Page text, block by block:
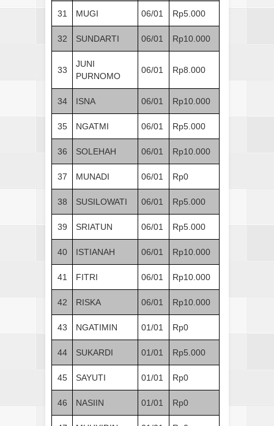
31 MUGI 06/01 Rp5.000
32 SUNDARTI 06/01 Rp10.000
33
JUNI
PURNOMO
06/01 Rp8.000
34 ISNA 06/01 Rp10.000
35 NGATMI 06/01 Rp5.000
36 SOLEHAH 06/01 Rp10.000
37 MUNADI 06/01 Rp0
38 SUSILOWATI 06/01 Rp5.000
39 SRIATUN 06/01 Rp5.000
40 ISTIANAH 06/01 Rp10.000
41 FITRI 06/01 Rp10.000
42 RISKA 06/01 Rp10.000
43 NGATIMIN 01/01 Rp0
44 SUKARDI 01/01 Rp5.000
45 SAYUTI 01/01 Rp0
46 NASIIN 01/01 Rp0